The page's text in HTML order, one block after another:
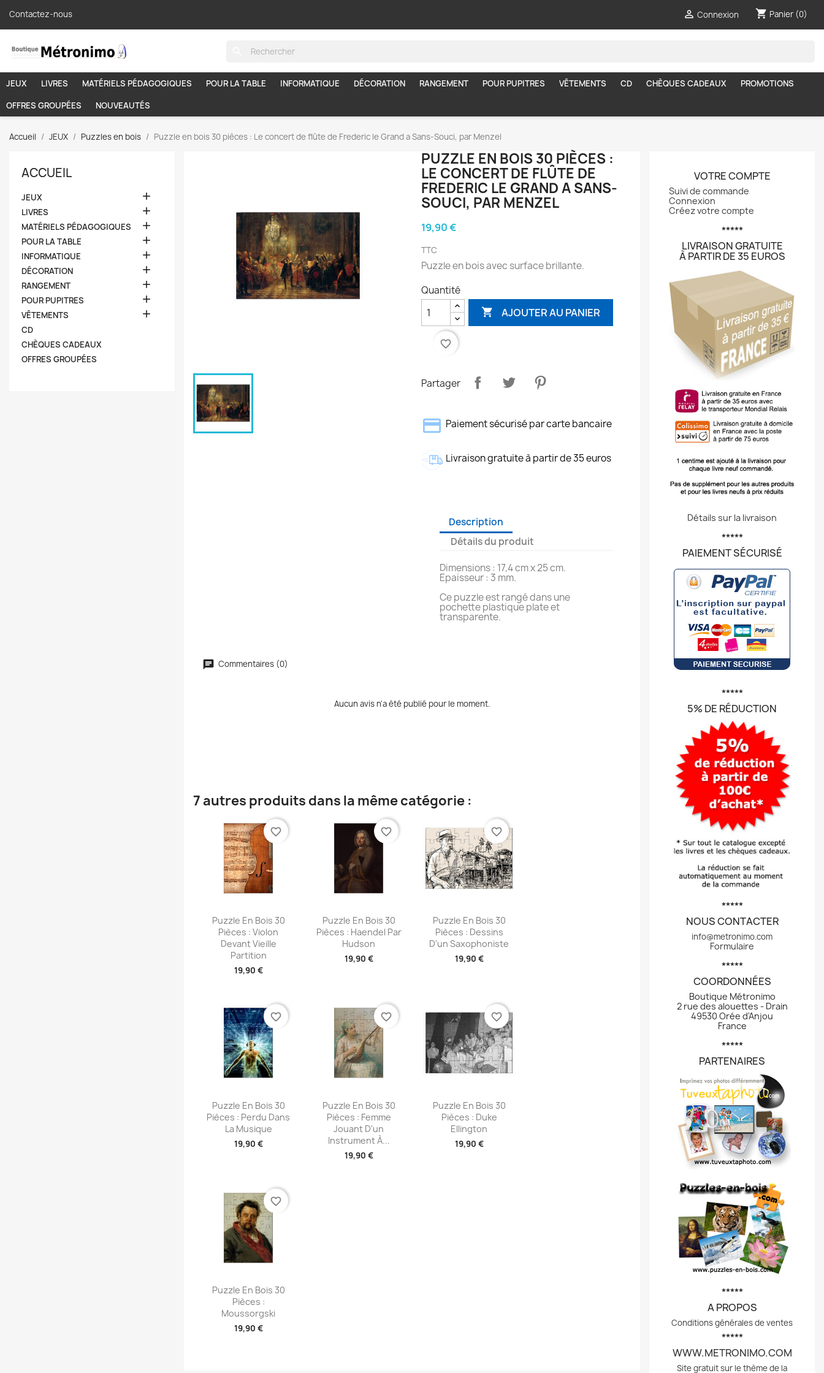
Contactez-nous  Connexion shopping_cart Panier (0)
JEUX LIVRES MATÉRIELS PÉDAGOGIQUES POUR LA TABLE INFORMATIQUE DÉCORATION RANGEMENT POUR PUPITRES VÊTEMENTS CD CHÈQUES CADEAUX
PROMOTIONS
OFFRES GROUPÉES
NOUVEAUTÉS
Accueil JEUX Puzzles en bois Puzzle en bois 30 pièces : Le concert de flûte de Frederic le Grand a Sans-Souci, par Menzel
ACCUEIL
JEUX 
LIVRES 
MATÉRIELS PÉDAGOGIQUES 
POUR LA TABLE 
INFORMATIQUE 
DÉCORATION 
RANGEMENT 
POUR PUPITRES 
VÊTEMENTS 
CD
CHÈQUES CADEAUX
OFFRES GROUPÉES
PUZZLE EN BOIS 30 PIÈCES :
LE CONCERT DE FLÛTE DE
FREDERIC LE GRAND A SANS-
SOUCI, PAR MENZEL
19,90 €
TTC
Puzzle en bois avec surface brillante.
Quantité
 AJOUTER AU PANIER
favorite_border
Partager
Paiement sécurisé par carte bancaire
Livraison gratuite à partir de 35 euros
Description
Détails du produit
Dimensions : 17,4 cm x 25 cm.
Epaisseur : 3 mm.
Ce puzzle est rangé dans une
pochette plastique plate et
transparente.
Commentaires (0)
Aucun avis n'a été publié pour le moment.
7 autres produits dans la même catégorie :
 Aperçu rapide
Puzzle En Bois 30
Pièces : Violon
Devant Vieille
Partition
19,90 €
favorite_border
 Aperçu rapide
Puzzle En Bois 30
Pièces : Haendel Par
Hudson
19,90 €
favorite_border
 Aperçu rapide
Puzzle En Bois 30
Pièces : Dessins
D'un Saxophoniste
19,90 €
favorite_border
 Aperçu rapide
Puzzle En Bois 30
Pièces : Perdu Dans
La Musique
19,90 €
favorite_border
 Aperçu rapide
Puzzle En Bois 30
Pièces : Femme
Jouant D'un
Instrument À...
19,90 €
favorite_border
 Aperçu rapide
Puzzle En Bois 30
Pièces : Duke
Ellington
19,90 €
favorite_border
 Aperçu rapide
Puzzle En Bois 30
Pièces :
Moussorgski
19,90 €
favorite_border
VOTRE COMPTE
Suivi de commande
Connexion
Créez votre compte
*****
LIVRAISON GRATUITE
À PARTIR DE 35 EUROS
Détails sur la livraison
*****
PAIEMENT SÉCURISÉ
*****
5% DE RÉDUCTION
*****
NOUS CONTACTER
info@metronimo.com
Formulaire
*****
COORDONNÉES
Boutique Métronimo
2 rue des alouettes - Drain
49530 Orée d'Anjou
France
*****
PARTENAIRES
*****
A PROPOS
Conditions générales de ventes
*****
WWW.METRONIMO.COM
Site gratuit sur le thème de la